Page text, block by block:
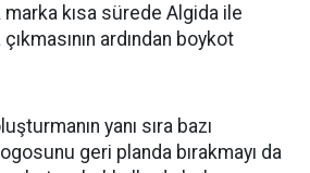
kısa sürede Algida ile
çıkmasının ardından boykot
yanı sıra bazı
geri planda bırakmayı da